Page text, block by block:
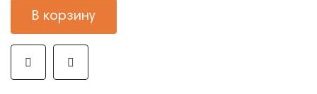
В корзину